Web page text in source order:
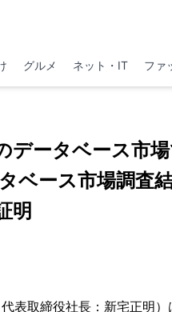
グルメ ネット・IT ファ
ータベース市
ベース市場調査
明
表取締役社長：新宅正明